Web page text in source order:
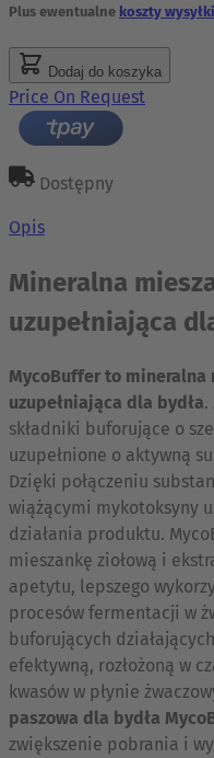
Plus ewentualne koszty wysyłki
Dodaj do koszyka
Price On Request
Dostępny
Opis
Mineralna
uzupełniająca
MycoBuffer to mineralna
uzupełniająca dla bydła.
składniki buforujące o
uzupełnione o aktywną
Dzięki połączeniu
wiążącymi mykotoksyny
działania produktu.
mieszankę ziołową i
apetytu, lepszego
procesów fermentacji w
buforujących
efektywną, rozłożoną w
kwasów w płynie
paszowa dla bydła
zwiększenie pobrania i